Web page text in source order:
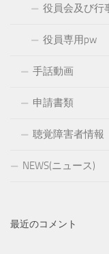
役員会及び行
役員専用pw
手話動画
申請書類
聴覚障害者情報
NEWS(ニュース)
最近のコメント